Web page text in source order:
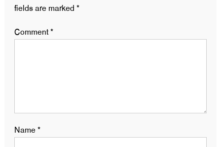
fields are marked *
Comment*
Name*